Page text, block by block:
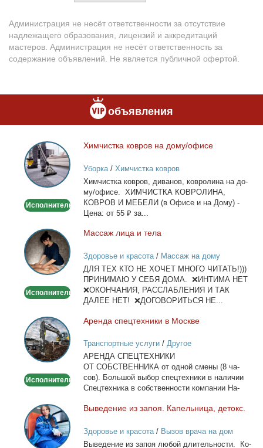
Администрация не несёт ответственности за отсутствие
надлежащего образования, лицензий и аккредитаций
мастеров. Администрация не несёт ответственность за
содержание объявлений. Не является публичной офертой.
объявления
Химчистка
ковров
на
дому/
Исполнитель
Хим­чист­ка ков­ров на до­му/офи­се
Уборка/ Химчистка ковров
Хим­чист­ка ков­ров, ди­ва­нов, ков­ро­ли­на на до­
му/офи­се. ХИМЧИСТКА КОВРОЛИНА,
КОВРОВ И МЕБЕЛИ (в Офи­се и на До­му) -
Це­на: от 55 ₽ за...
Массаж
лица
и
тела
Исполнитель
Мас­саж ли­ца и те­ла
Здоровье и красота/ Массаж на дому
ДЛЯ ТЕХ КТО НЕ ХОЧЕТ МНОГО ЧИТАТЬ!)))
ПРИНИМАЮ У СЕБЯ ДОМА. ❌ИНТИМА НЕТ
❌ОКОНЧАНИЯ, РАССЛАБЛЕНИЯ И ТАК
ДАЛЕЕ НЕТ! ❌ДОГОВОРИТЬСЯ НЕ...
Аренда
спецтехники
в
Москве
Исполнитель
Арен­да спец­тех­ни­ки в Москве
Транспортные услуги/ Другое
АРЕНДА СПЕЦТЕХНИКИ
ОТ СОБСТВЕННИКА от од­ной сме­ны (8 ча­
сов). Боль­шой вы­бор спец­тех­ни­ки в на­ли­чии
Спец­тех­ни­ка в соб­ствен­но­сти ком­па­нии На­
Выведение
из
запоя.
Капельница,
Вы­ве­де­ние из за­поя. Ка­пель­ни­ца, де­токс.
Здоровье и красота/ Вызов врача на дом
Вы­ве­де­ние из за­поя лю­бой дли­тель­но­сти. Ко­